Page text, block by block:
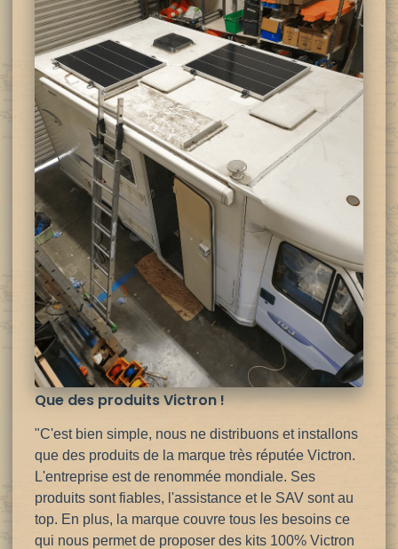
Que des produits Victron !
"C'est bien simple, nous ne distribuons et installons
que des produits de la marque très réputée Victron.
L'entreprise est de renommée mondiale. Ses
produits sont fiables, l'assistance et le SAV sont au
top. En plus, la marque couvre tous les besoins ce
qui nous permet de proposer des kits 100% Victron